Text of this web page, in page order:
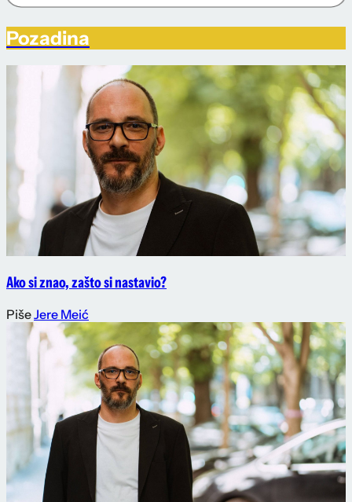
Pozadina
Ako si znao, zašto si nastavio?
PišeJere Meić